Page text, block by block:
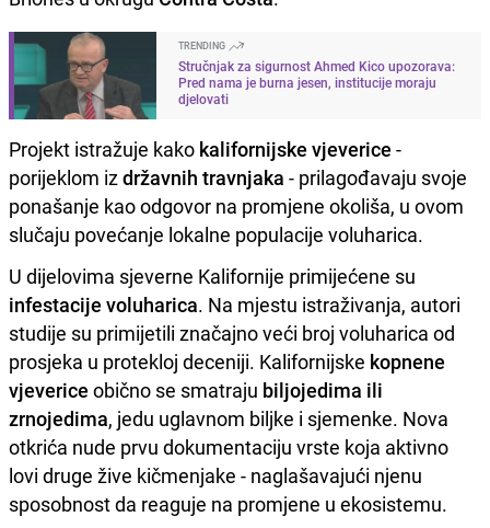
TRENDING
Stručnjak za sigurnost Ahmed Kico upozorava:
Pred nama je burna jesen, institucije moraju
djelovati
Projekt istražuje kako kalifornijske vjeverice -
porijeklom izdržavnih travnjaka - prilagođavaju svoje
ponašanje kao odgovor na promjene okoliša, u ovom
slučaju povećanje lokalne populacije voluharica.
U dijelovima sjeverne Kalifornije primijećene su
infestacije voluharica. Na mjestu istraživanja, autori
studije su primijetili značajno veći broj voluharica od
prosjeka u protekloj deceniji. Kalifornijske kopnene
vjeverice obično se smatraju biljojedima ili
zrnojedima, jedu uglavnom biljke i sjemenke. Nova
otkrića nude prvu dokumentaciju vrste koja aktivno
lovi druge žive kičmenjake - naglašavajući njenu
sposobnost da reaguje na promjene u ekosistemu.